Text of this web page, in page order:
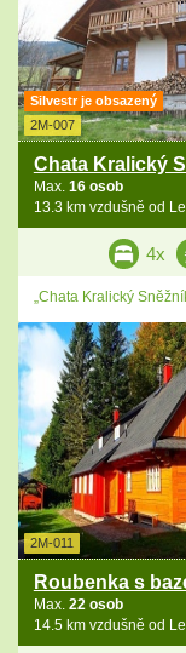
Silvestr je obsazený
2M-007
Chata Kralický
Max. 16 osob
13.3 km vzdušně od
4x
„Chata Kralický
2M-011
Roubenka s
Max. 22 osob
14.5 km vzdušně od